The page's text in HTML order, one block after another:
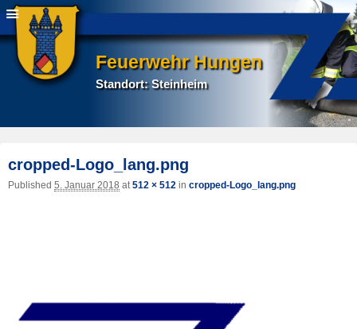
Feuerwehr Hungen
Standort: Steinheim
cropped-Logo_lang.png
Published 5. Januar 2018 at512 × 512 in cropped-Logo_lang.png